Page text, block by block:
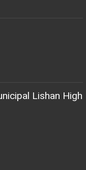
Lishan High